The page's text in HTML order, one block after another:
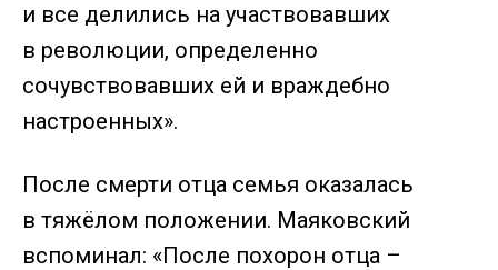
и все делились на участвовавших
в революции, определенно
сочувствовавших ей и враждебно
настроенных».
После смерти отца семья оказалась
в тяжёлом положении. Маяковский
вспоминал: «После похорон отца –